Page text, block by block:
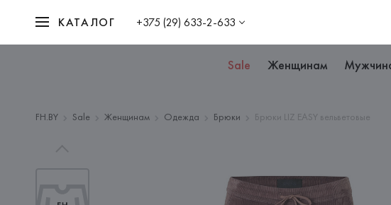
КАТАЛОГ +375 (29) 633-2-633
Sale Женщинам
FH.BY Sale Женщинам Одежда Брюки Брюки LIZ EASY вельветовые